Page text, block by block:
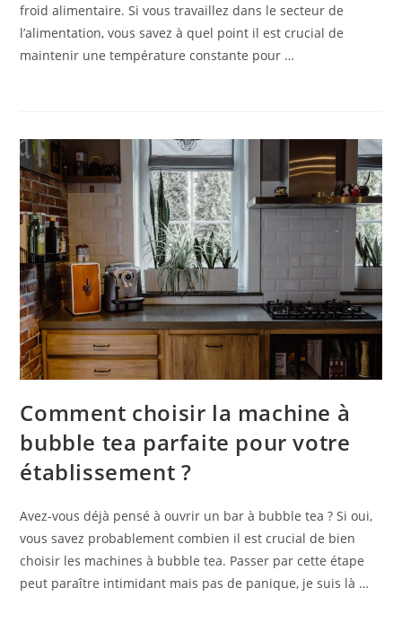
froid alimentaire. Si vous travaillez dans le secteur de
l’alimentation, vous savez à quel point il est crucial de
maintenir une température constante pour …
Comment choisir la machine à
bubble tea parfaite pour votre
établissement ?
Avez-vous déjà pensé à ouvrir un bar à bubble tea ? Si oui,
vous savez probablement combien il est crucial de bien
choisir les machines à bubble tea. Passer par cette étape
peut paraître intimidant mais pas de panique, je suis là …